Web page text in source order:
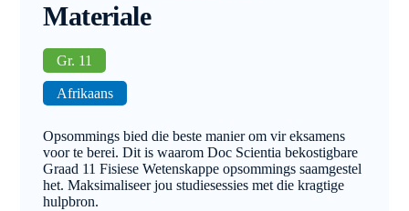
Materiale
Gr. 11
Afrikaans
Opsommings bied die beste manier om vir eksamens
voor te berei. Dit is waarom Doc Scientia bekostigbare
Graad 11 Fisiese Wetenskappe opsommings saamgestel
het. Maksimaliseer jou studiesessies met die kragtige
hulpbron.